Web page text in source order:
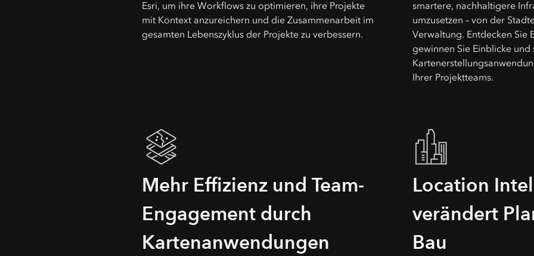
Esri, um ihre Workflows zu optimieren, ihre Projekte
mit Kontext anzureichern und die Zusammenarbeit im
gesamten Lebenszyklus der Projekte zu verbessern.
smartere, nachhaltigere
umzusetzen – von der
Verwaltung. Entdecken Sie
gewinnen Sie Einblicke und
Ihrer Projektteams.
Mehr Effizienz und Team-
Engagement durch
Kartenanwendungen
Location
verändert
Bau